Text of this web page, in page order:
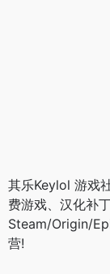
其乐Keylol 游戏
费游戏、汉化补
Steam/Origin/
营!